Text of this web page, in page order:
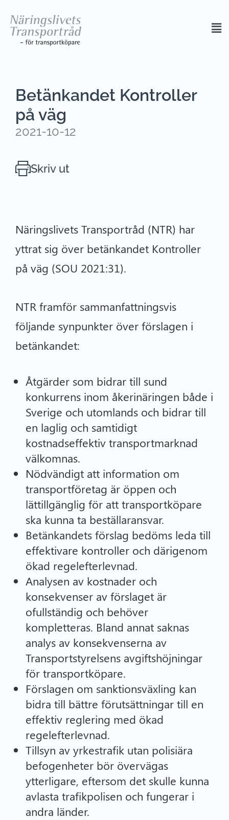
Betänkandet Kontroller
på väg
2021-10-12
Skriv ut
Näringslivets Transportråd (NTR) har
yttrat sig över betänkandet Kontroller
på väg (SOU 2021:31).
NTR framför sammanfattningsvis
följande synpunkter över förslagen i
betänkandet:
Åtgärder som bidrar till sund
konkurrens inom åkerinäringen både i
Sverige och utomlands och bidrar till
en laglig och samtidigt
kostnadseffektiv transportmarknad
välkomnas.
Nödvändigt att information om
transportföretag är öppen och
lättillgänglig för att transportköpare
ska kunna ta beställaransvar.
Betänkandets förslag bedöms leda till
effektivare kontroller och därigenom
ökad regelefterlevnad.
Analysen av kostnader och
konsekvenser av förslaget är
ofullständig och behöver
kompletteras. Bland annat saknas
analys av konsekvenserna av
Transportstyrelsens avgiftshöjningar
för transportköpare.
Förslagen om sanktionsväxling kan
bidra till bättre förutsättningar till en
effektiv reglering med ökad
regelefterlevnad.
Tillsyn av yrkestrafik utan polisiära
befogenheter bör övervägas
ytterligare, eftersom det skulle kunna
avlasta trafikpolisen och fungerar i
andra länder.